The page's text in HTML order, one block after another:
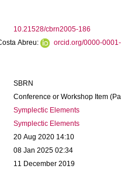
10.21528/cbrn2005-186
Abreu:
orcid.org/0000-
SBRN
Conference or Workshop Item
Symplectic Elements
Symplectic Elements
20 Aug 2020 14:10
08 Jan 2025 02:34
11 December 2019